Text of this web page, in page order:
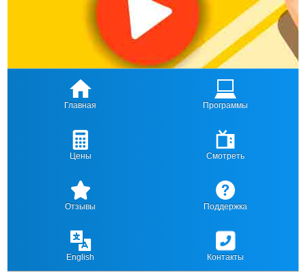
Главная Программы
Цены Смотреть
Отзывы Поддержка
English Контакты